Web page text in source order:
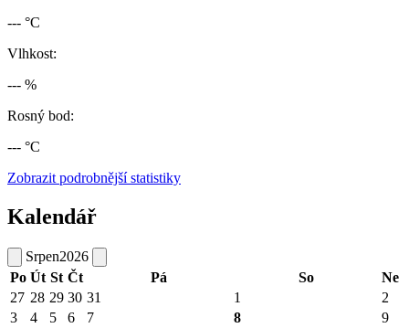
--- °C
Vlhkost:
--- %
Rosný bod:
--- °C
Zobrazit podrobnější statistiky
Kalendář
Srpen2026
Po Út St Čt Pá So
Ne
27 28 29 30 31 1
2
3
4 5 6 7 8 9